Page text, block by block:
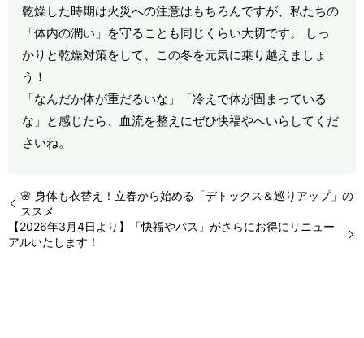
乾燥した時期は火災への注意はもちろんですが、私たちの
「体内の潤い」を守ることも同じくらい大切です。 しっ
かりと乾燥対策をして、この冬を元気に乗り越えましょ
う！
「なんだか体が重だるいな」「冷えで体が固まっている
な」と感じたら、血流を整えにぜひ快福やへいらしてくだ
さいね。
🌸 身体も衣替え！立春から始める「デトックス＆巡りアップ」の
ススメ
【2026年3月4日より】「快福やパス」がさらにお得にリニュー
アルいたします！